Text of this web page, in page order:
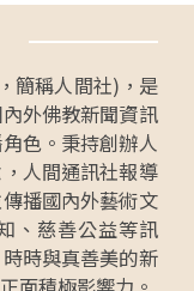
簡稱人間社)，是
外佛教新聞資訊
色。秉持創辦人
人間通訊社報導
播國內外藝術文
、慈善公益等訊
時與真善美的新